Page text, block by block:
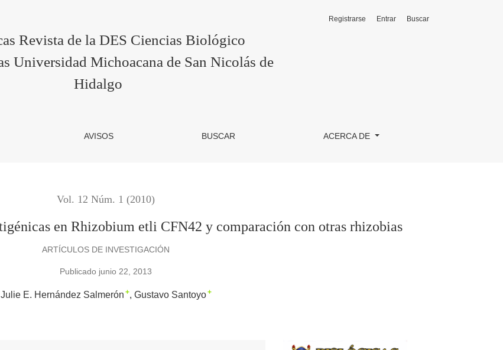
Revista de la DES Ciencias Biológico
Universidad Michoacana de San Nicolás de
Hidalgo
AVISOS BUSCAR ACERCA DE
Registrarse Entrar Buscar
Vol. 12 Núm. 1 (2010)
en Rhizobium etli CFN42 y comparación con otras rhizobias
ARTÍCULOS DE INVESTIGACIÓN
Publicado junio 22, 2013
Julie E. Hernández Salmerón + Gustavo Santoyo+